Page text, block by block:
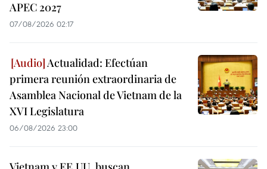
APEC 2027
07/08/2026 02:17
Actualidad: Efectúan
primera reunión extraordinaria de
Asamblea Nacional de Vietnam de la
XVI Legislatura
06/08/2026 23:00